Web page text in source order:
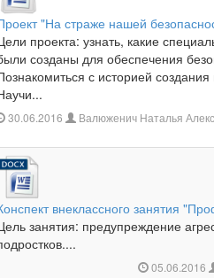
"На страже нашей
проекта: узнать, какие
созданы для обеспечения
с историей
30.06.2016 Валюженич Наталья
внеклассного занятия
занятия: предупреждение
05.06.2016